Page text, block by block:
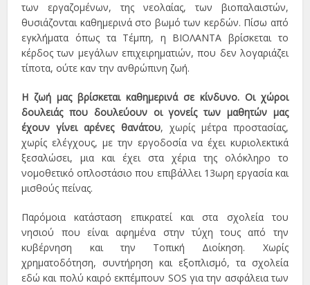
των εργαζομένων, της νεολαίας, των βιοπαλαιστών,
θυσιάζονται καθημερινά στο βωμό των κερδών. Πίσω από
εγκλήματα όπως τα Τέμπη, η ΒΙΟΛΑΝΤΑ βρίσκεται το
κέρδος των μεγάλων επιχειρηματιών, που δεν λογαριάζει
τίποτα, ούτε καν την ανθρώπινη ζωή.
Η ζωή μας βρίσκεται καθημερινά σε κίνδυνο. Οι χώροι
δουλειάς που δουλεύουν οι γονείς των μαθητών μας
έχουν γίνει αρένες θανάτου, χωρίς μέτρα προστασίας,
χωρίς ελέγχους, με την εργοδοσία να έχει κυριολεκτικά
ξεσαλώσει, μια και έχει στα χέρια της ολόκληρο το
νομοθετικό οπλοστάσιο που επιβάλλει 13ωρη εργασία και
μισθούς πείνας.
Παρόμοια κατάσταση επικρατεί και στα σχολεία του
νησιού που είναι αφημένα στην τύχη τους από την
κυβέρνηση και την Τοπική Διοίκηση. Χωρίς
χρηματοδότηση, συντήρηση και εξοπλισμό, τα σχολεία
εδώ και πολύ καιρό εκπέμπουν SOS για την ασφάλεια των